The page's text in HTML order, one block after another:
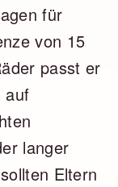
für
von 15
passt er
auf
langer
Eltern